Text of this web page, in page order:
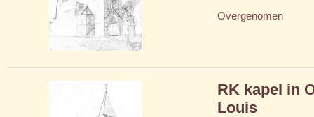
Overgenomen
RK kapel in
Louis